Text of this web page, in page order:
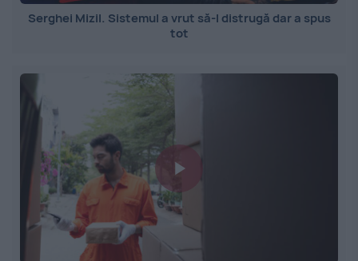
Serghei Mizil. Sistemul a vrut să-l distrugă dar a spus
tot